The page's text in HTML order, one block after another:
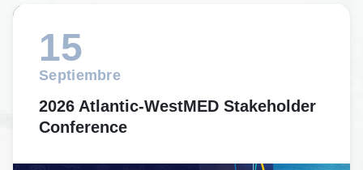
15
Septiembre
2026 Atlantic-WestMED Stakeholder
Conference